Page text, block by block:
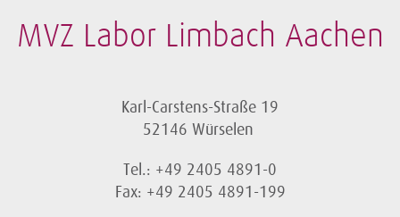
MVZ Labor Limbach Aachen
Karl-Carstens-Straße 19
52146 Würselen
Tel.: +49 2405 4891-0
Fax: +49 2405 4891-199